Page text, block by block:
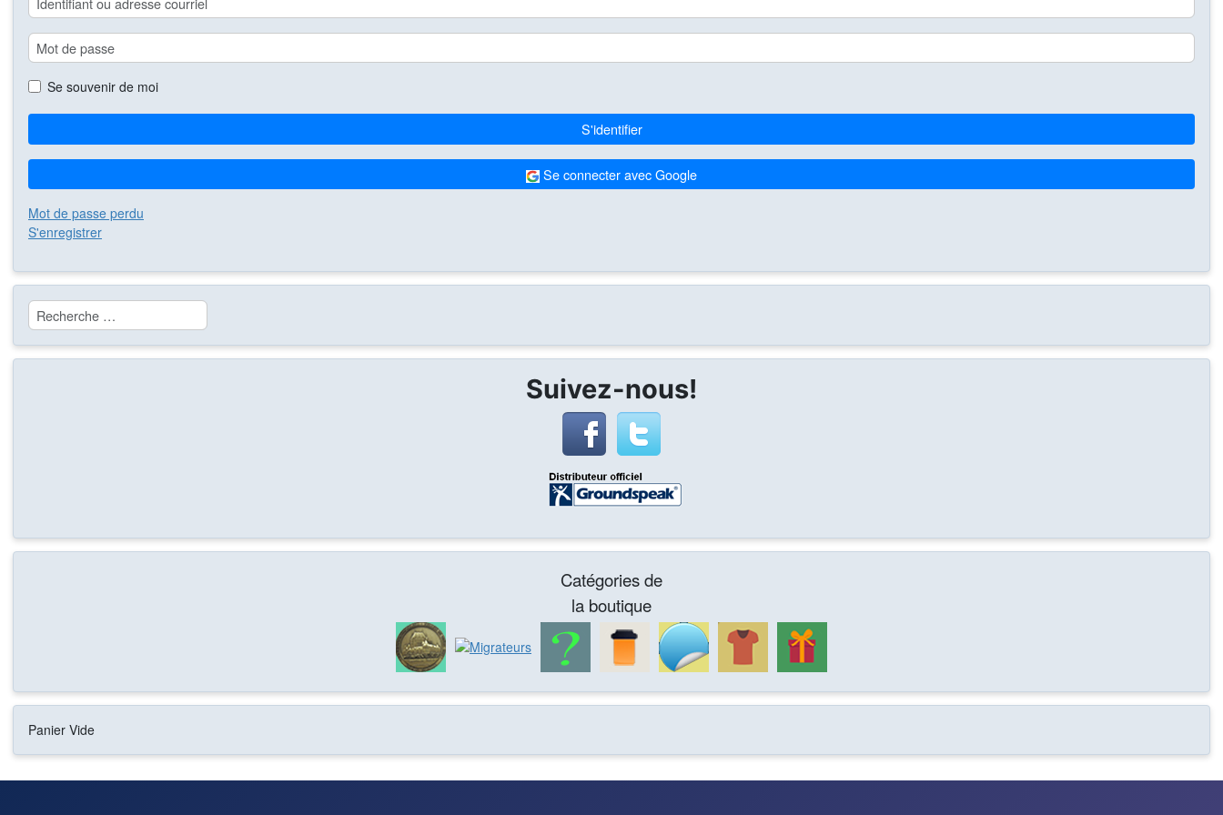
Se souvenir de moi
S'identifier
Se connecter avec Google
Mot de passe perdu
S'enregistrer
Rechercher
Suivez-nous!
Catégories de
la boutique
Panier Vide